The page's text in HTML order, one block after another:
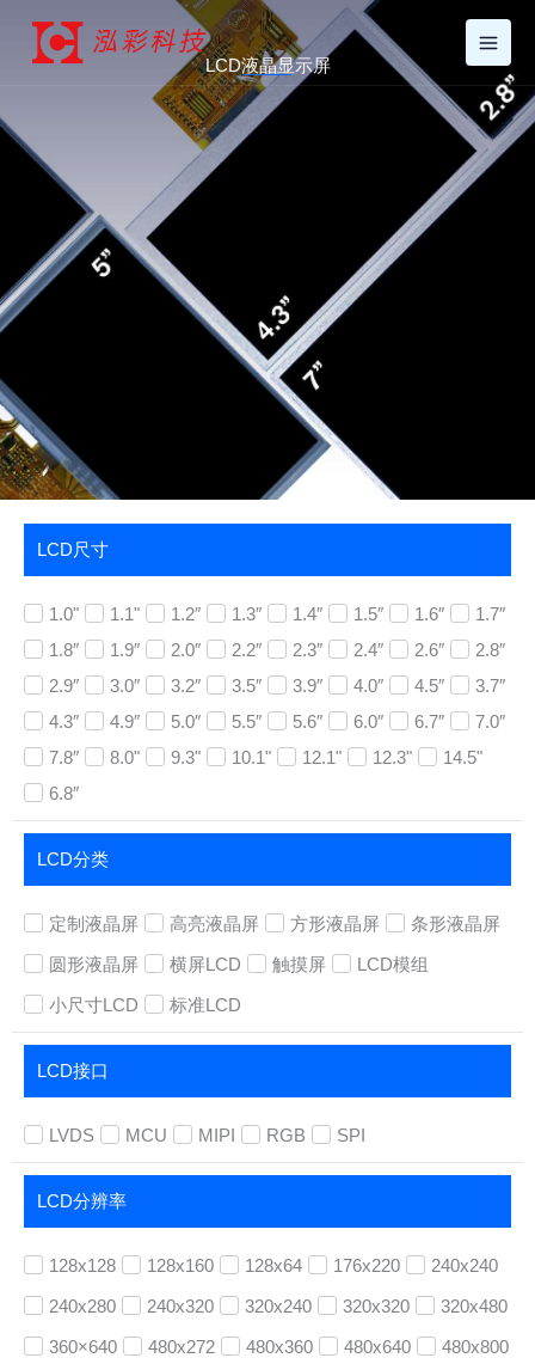
LCD液晶显示屏
LCD尺寸
1.0" 1.1" 1.2″ 1.3″ 1.4″ 1.5″ 1.6″
1.7″
1.8″
1.9″ 2.0″ 2.2″ 2.3″ 2.4″ 2.6″
2.8″
2.9″
3.0″ 3.2″ 3.5″ 3.9″ 4.0″ 4.5″
3.7″
4.3″
4.9″ 5.0″ 5.5″ 5.6″ 6.0″ 6.7″
7.0″
7.8″
8.0" 9.3" 10.1" 12.1" 12.3"
14.5"
6.8″
LCD分类
定制液晶屏 高亮液晶屏 方形液晶屏 条形液晶屏
圆形液晶屏 横屏LCD 触摸屏 LCD模组
小尺寸LCD 标准LCD
LCD接口
LVDS MCU MIPI RGB SPI
LCD分辨率
128x128 128x160 128x64 176x220 240x240
240x280 240x320 320x240 320x320 320x480
360×640 480x272 480x360 480x640 480x800